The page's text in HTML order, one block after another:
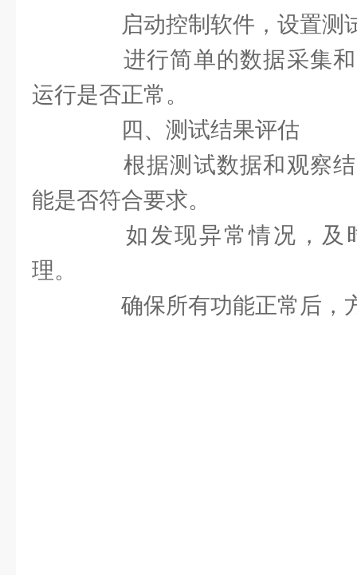
启动控制软件，设置测
进行简单的数据采集和
运行是否正常。
四、测试结果评估
根据测试数据和观察结
能是否符合要求。
如发现异常情况，及
理。
确保所有功能正常后，